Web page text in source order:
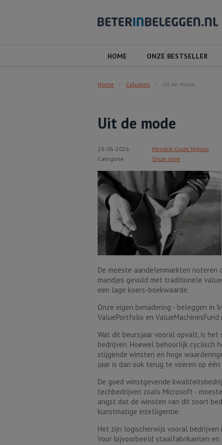
HOME ONZE BESTSELLER
Home Columns Uit de mode
Uit de mode
26-06-2026
Hendrik Oude Nijhuis
Categorie
Onze visie
De meeste aandelenmarkten
mandjes gevuld met traditionele
een lage koers-boekwaarde.
Onze eigen benadering - beleggen in
ValuePortfolio en
Wat dit beursjaar vooral opvalt, is
bedrijven. Hoewel behoorlijk cyclisch
stijgende winsten en hoge
jaar is dan ook terug te voeren op
De goed winstgevende
techbedrijven zoals Microsoft -
angst dat de winsten van dit soort
kunstmatige intelligentie.
Het zijn logischerwijs vooral bedrijven
Voor bijvoorbeeld staalfabrikanten